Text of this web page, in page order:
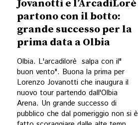
Jovanotti e l’ArcadiLorè
partono con il botto:
grande successo per la
prima data a Olbia
Olbia. L'arcadilorè salpa con il"
buon vento". Buona la prima per
Lorenzo Jovanotti che inaugura il
nuovo tour partendo dall'Olbia
Arena. Un grande successo di
pubblico che dal pomeriggio non si è